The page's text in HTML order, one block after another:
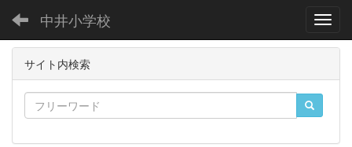
中井小学校
サイト内検索